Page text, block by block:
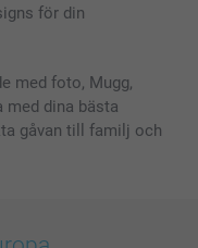
för din
med foto, Mugg,
dina bästa
gåvan till familj och